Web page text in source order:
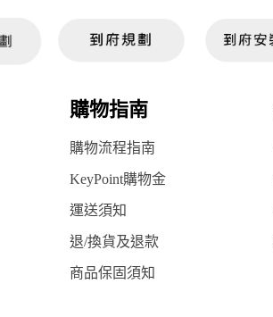
購物指南
購物流程指南
KeyPoint購物金
運送須知
退/換貨及退款
商品保固須知